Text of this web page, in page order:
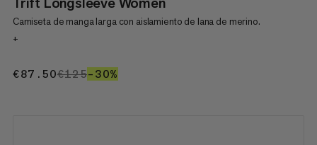
Camiseta de manga larga con aislamiento de lana de merino.
+
€87.50€87.50
€125€125
–30%